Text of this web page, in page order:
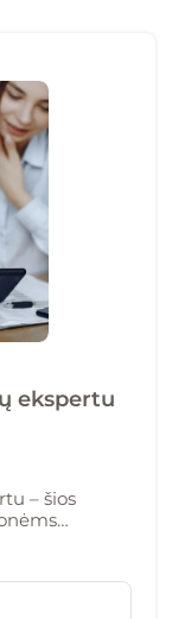
ekspertu
– šios